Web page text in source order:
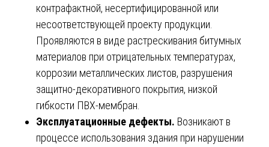
контрафактной, несертифицированной или
несоответствующей проекту продукции.
Проявляются в виде растрескивания битумных
материалов при отрицательных температурах,
коррозии металлических листов, разрушения
защитно-декоративного покрытия, низкой
гибкости ПВХ-мембран.
Эксплуатационные дефекты. Возникают в
процессе использования здания при нарушении